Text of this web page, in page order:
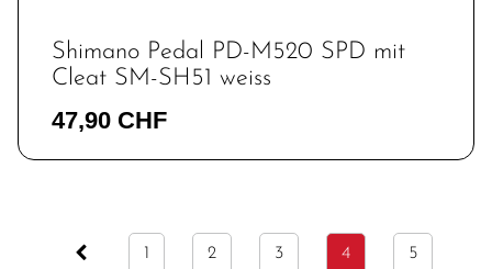
Shimano Pedal PD-M520 SPD mit
Cleat SM-SH51 weiss
47,90 CHF
1 2 3 4 5